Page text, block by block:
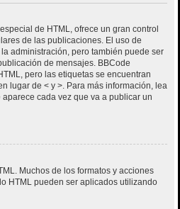
de HTML, ofrece un gran control
de las publicaciones. El uso de
administración, pero también puede ser
de mensajes. BBCode
pero las etiquetas se encuentran
lugar de < y >. Para más información, lea
cada vez que va a publicar un
Muchos de los formatos y acciones
HTML pueden ser aplicados utilizando